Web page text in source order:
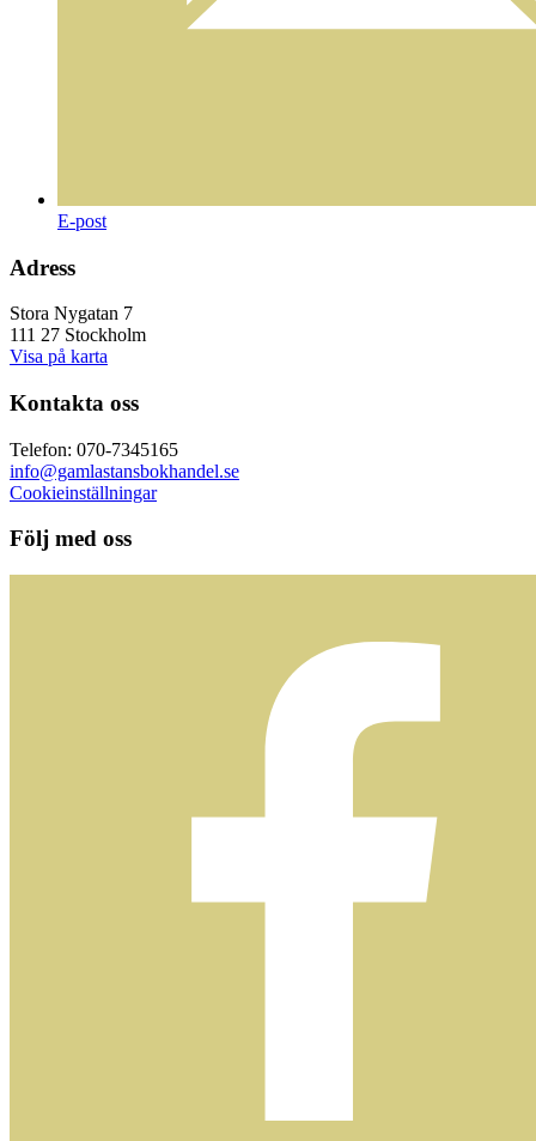
E-post
Adress
Stora Nygatan 7
111 27 Stockholm
Visa på karta
Kontakta oss
Telefon: 070-7345165
info@gamlastansbokhandel.se
Cookieinställningar
Följ med oss